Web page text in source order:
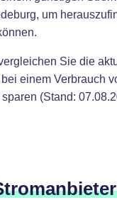
um
Sie die
einem Verbrauch
(Stand: